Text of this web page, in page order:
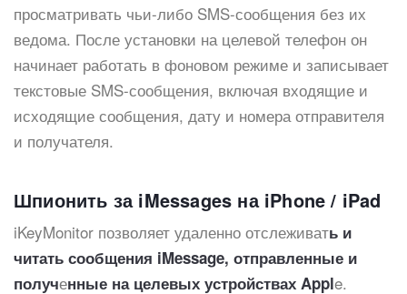
просматривать чьи-либо SMS-сообщения без их
ведома. После установки на целевой телефон он
начинает работать в фоновом режиме и записывает
текстовые SMS-сообщения, включая входящие и
исходящие сообщения, дату и номера отправителя
и получателя.
Шпионить за iMessages на iPhone / iPad
iKeyMonitor позволяет удаленно отслеживать и
читать сообщения iMessage, отправленные и
полученные на целевых устройствах Apple.